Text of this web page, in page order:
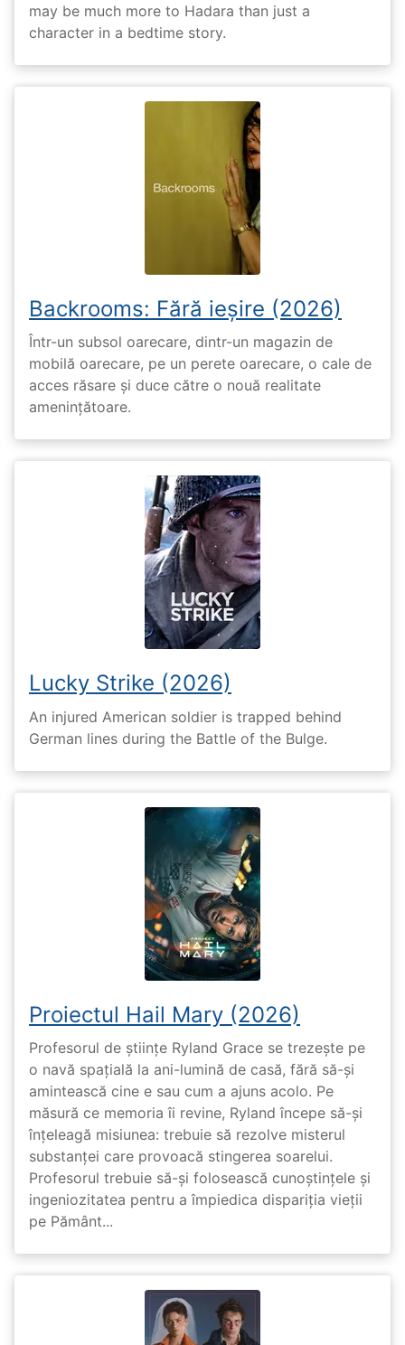
may be much more to Hadara than just a
character in a bedtime story.
Backrooms: Fără ieșire (2026)
Într-un subsol oarecare, dintr-un magazin de
mobilă oarecare, pe un perete oarecare, o cale de
acces răsare și duce către o nouă realitate
amenințătoare.
Lucky Strike (2026)
An injured American soldier is trapped behind
German lines during the Battle of the Bulge.
Proiectul Hail Mary (2026)
Profesorul de științe Ryland Grace se trezește pe
o navă spațială la ani-lumină de casă, fără să-și
amintească cine e sau cum a ajuns acolo. Pe
măsură ce memoria îi revine, Ryland începe să-și
înțeleagă misiunea: trebuie să rezolve misterul
substanței care provoacă stingerea soarelui.
Profesorul trebuie să-și folosească cunoștințele și
ingeniozitatea pentru a împiedica dispariția vieții
pe Pământ...